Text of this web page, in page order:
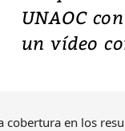
UNAOC
un vídeo
cobertura en los